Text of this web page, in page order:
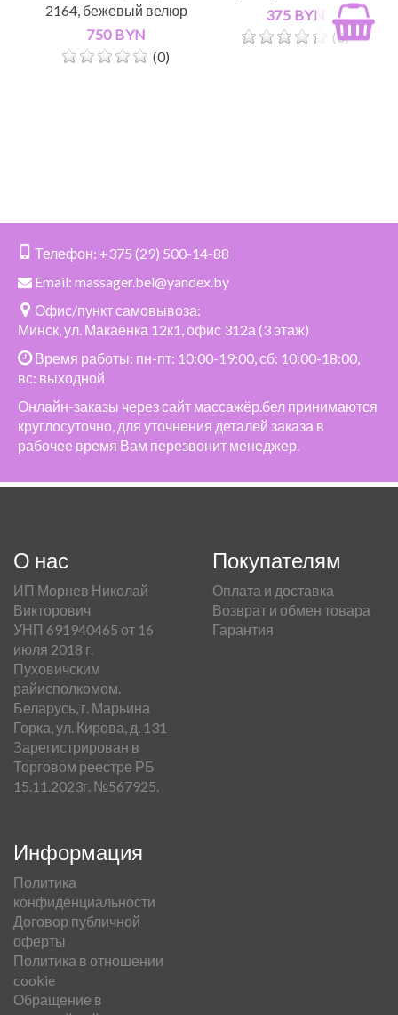
2164, бежевый велюр
750 BYN
(0)
375 BYN
(0)
Телефон: +375 (29) 500-14-88
Email: massager.bel@yandex.by
Офис/пункт самовывоза:
Минск, ул. Макаёнка 12к1, офис 312а (3 этаж)
Время работы: пн-пт: 10:00-19:00, сб: 10:00-18:00,
вс: выходной
Онлайн-заказы через сайт массажёр.бел принимаются
круглосуточно, для уточнения деталей заказа в
рабочее время Вам перезвонит менеджер.
О нас
ИП Морнев Николай
Викторович
УНП 691940465 от 16
июля 2018 г.
Пуховичским
райисполкомом.
Беларусь, г. Марьина
Горка, ул. Кирова, д. 131
Зарегистрирован в
Торговом реестре РБ
15.11.2023г. №567925.
Покупателям
Оплата и доставка
Возврат и обмен товара
Гарантия
Информация
Политика
конфиденциальности
Договор публичной
оферты
Политика в отношении
cookie
Обращение в